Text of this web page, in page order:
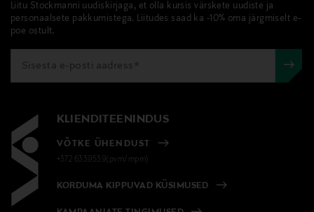
Liitu Stockmanni uudiskirjaga, et olla kursis värskete uudiste ja
personaalsete pakkumistega. Liitudes saad ka -10% oma järgmiselt e-
poe ostult.
KLIENDITEENINDUS
VÕTKE ÜHENDUST
+372 6339539(pvm/mpm)
KORDUMA KIPPUVAD KÜSIMUSED